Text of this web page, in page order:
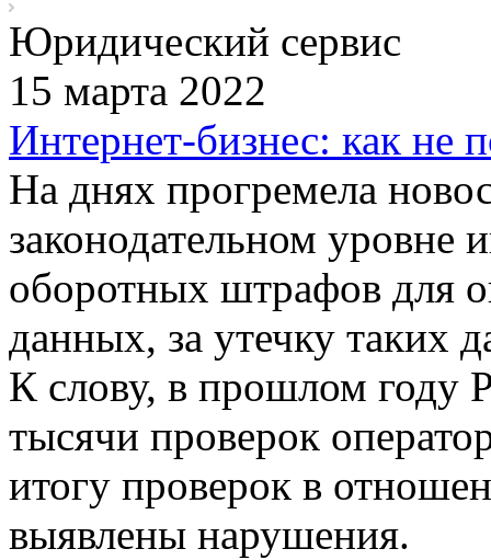
Юридический сервис
15 марта 2022
Интернет-бизнес: как не
На днях прогремела
законодательном уровне
оборотных штрафов для
данных, за утечку таких
К слову, в прошлом году
тысячи проверок
итогу проверок в
выявлены нарушения.